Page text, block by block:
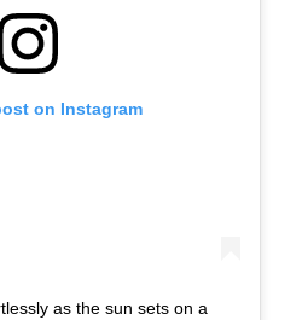
on Instagram
as the sun sets on a